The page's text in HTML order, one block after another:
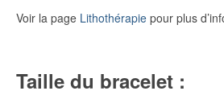
Voir la page Lithothérapie pour plus
Taille du bracelet :